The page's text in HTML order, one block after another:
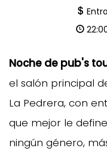
Noche de pub's
el salón principal
La Pedrera, con
que mejor le
ningún género,